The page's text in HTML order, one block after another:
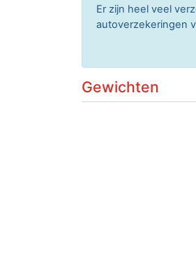
Er zijn heel veel
autoverzekeringen
Gewichten